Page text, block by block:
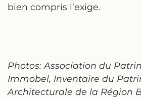
bien compris l’exige.
Photos: Association du
Immobel, Inventaire du
Architecturale de la Région